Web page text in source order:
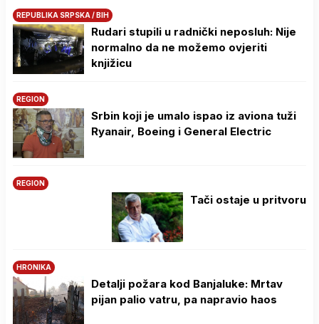
REPUBLIKA SRPSKA / BIH
Rudari stupili u radnički neposluh: Nije
normalno da ne možemo ovjeriti
knjižicu
REGION
Srbin koji je umalo ispao iz aviona tuži
Ryanair, Boeing i General Electric
REGION
Tači ostaje u pritvoru
HRONIKA
Detalji požara kod Banjaluke: Mrtav
pijan palio vatru, pa napravio haos